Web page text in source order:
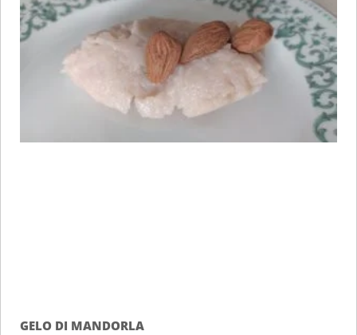
GELO DI MANDORLA